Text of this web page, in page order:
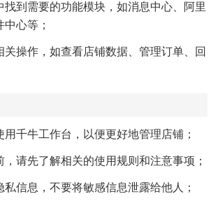
找到需要的功能模块，如消息中心、阿里
心等；
关操作，如查看店铺数据、管理订单、回
用千牛工作台，以便更好地管理店铺；
，请先了解相关的使用规则和注意事项；
私信息，不要将敏感信息泄露给他人；